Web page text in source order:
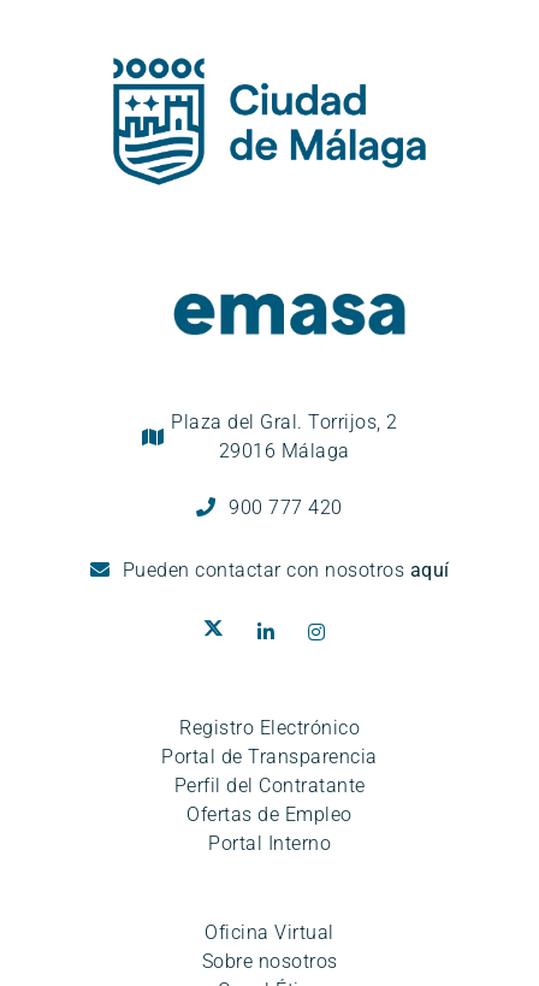
Plaza del Gral. Torrijos, 2
29016 Málaga
900 777 420
Pueden contactar con nosotros aquí
Registro Electrónico
Portal de Transparencia
Perfil del Contratante
Ofertas de Empleo
Portal Interno
Oficina Virtual
Sobre nosotros